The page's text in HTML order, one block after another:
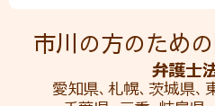
市川の方のため